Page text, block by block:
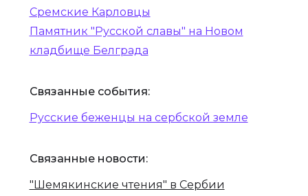
Сремские Карловцы
Памятник "Русской славы" на Новом
кладбище Белграда
Связанные события:
Русские беженцы на сербской земле‍
Связанные новости:
"Шемякинские чтения" в Сербии